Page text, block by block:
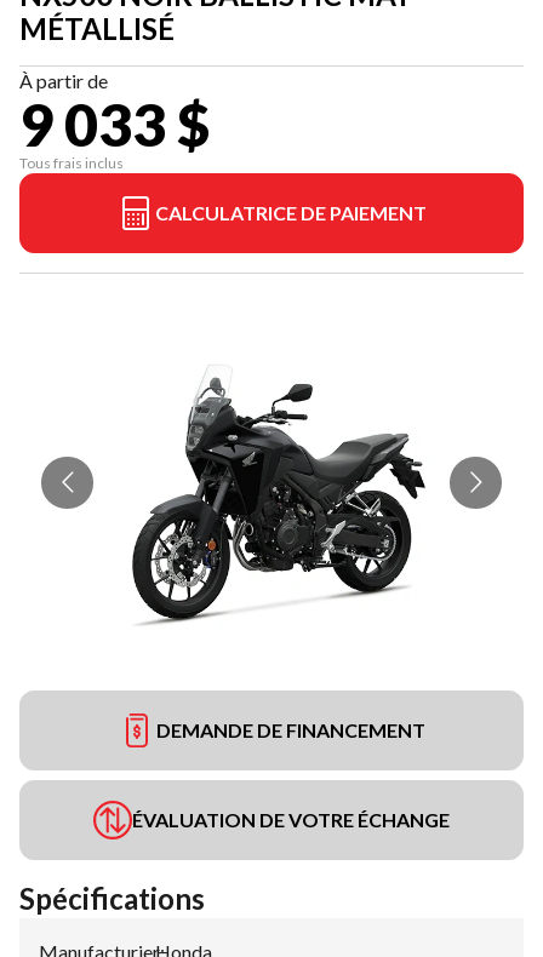
MÉTALLISÉ
À partir de
9 033 $
Tous frais inclus
CALCULATRICE DE PAIEMENT
DEMANDE DE FINANCEMENT
ÉVALUATION DE VOTRE ÉCHANGE
Spécifications
Manufacturier:
Honda